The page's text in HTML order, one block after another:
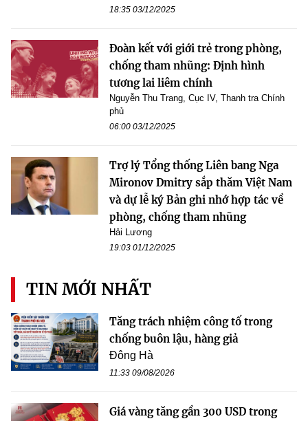
18:35 03/12/2025
Đoàn kết với giới trẻ trong phòng,
chống tham nhũng: Định hình
tương lai liêm chính
Nguyễn Thu Trang, Cục IV, Thanh tra Chính
phủ
06:00 03/12/2025
Trợ lý Tổng thống Liên bang Nga
Mironov Dmitry sắp thăm Việt Nam
và dự lễ ký Bản ghi nhớ hợp tác về
phòng, chống tham nhũng
Hải Lương
19:03 01/12/2025
TIN MỚI NHẤT
Tăng trách nhiệm công tố trong
chống buôn lậu, hàng giả
Đông Hà
11:33 09/08/2026
Giá vàng tăng gần 300 USD trong